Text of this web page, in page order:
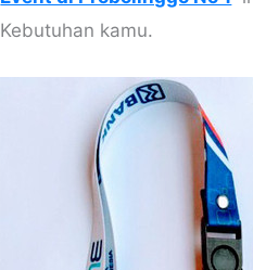
Kebutuhan kamu.